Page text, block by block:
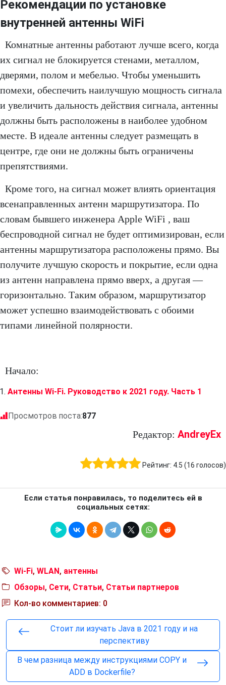
Рекомендации по установке
внутренней антенны WiFi
Комнатные антенны работают лучше всего, когда
их сигнал не блокируется стенами, металлом,
дверями, полом и мебелью. Чтобы уменьшить
помехи, обеспечить наилучшую мощность сигнала
и увеличить дальность действия сигнала, антенны
должны быть расположены в наиболее удобном
месте. В идеале антенны следует размещать в
центре, где они не должны быть ограничены
препятствиями.
Кроме того, на сигнал может влиять ориентация
всенаправленных антенн маршрутизатора. По
словам бывшего инженера Apple WiFi , ваш
беспроводной сигнал не будет оптимизирован, если
антенны маршрутизатора расположены прямо. Вы
получите лучшую скорость и покрытие, если одна
из антенн направлена ​​прямо вверх, а другая —
горизонтально. Таким образом, маршрутизатор
может успешно взаимодействовать с обоими
типами линейной полярности.
Начало:
Антенны Wi-Fi. Руководство к 2021 году. Часть 1
Просмотров поста:877
Редактор: AndreyEx
Рейтинг: 4.5 (16 голосов)
Если статья понравилась, то поделитесь ей в
социальных сетях:
Wi-Fi, WLAN , антенны
Обзоры, Сети, Статьи, Статьи партнеров
Кол-во комментариев: 0
Стоит ли изучать Java в 2021 году и на
перспективу
В чем разница между инструкциями COPY и
ADD в Dockerfile?